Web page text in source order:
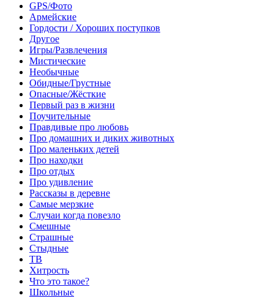
GPS/Фото
Армейские
Гордости / Хороших поступков
Другое
Игры/Развлечения
Мистические
Необычные
Обидные/Грустные
Опасные/Жёсткие
Первый раз в жизни
Поучительные
Правдивые про любовь
Про домашних и диких животных
Про маленьких детей
Про находки
Про отдых
Про удивление
Рассказы в деревне
Самые мерзкие
Случаи когда повезло
Смешные
Страшные
Стыдные
ТВ
Хитрость
Что это такое?
Школьные